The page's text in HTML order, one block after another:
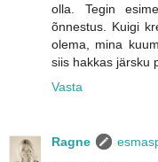
olla. Tegin
õnnestus. Kuigi
olema, mina
siis hakkas järsku
Vasta
Ragne